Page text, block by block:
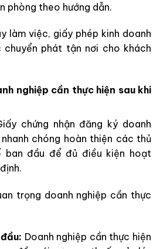
phòng theo hướng dẫn.
làm việc, giấy phép kinh doanh
phát tận nơi cho khách
nghiệp cần thực hiện sau khi
chứng nhận đăng ký doanh
chóng hoàn thiện các thủ
ban đầu để đủ điều kiện hoạt
trọng doanh nghiệp cần thực
Doanh nghiệp cần thực hiện